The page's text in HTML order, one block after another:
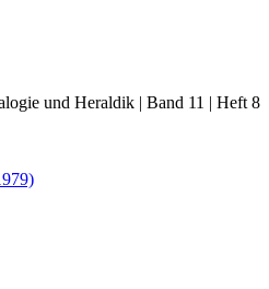
und Heraldik | Band 11 | Heft 8